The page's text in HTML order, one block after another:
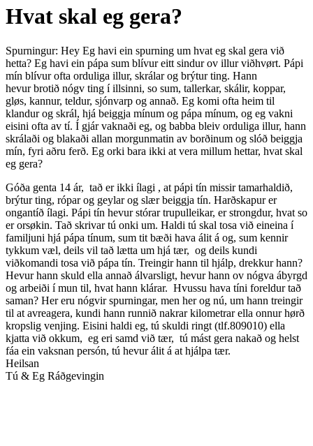
Hvat skal eg gera?
Spurningur: Hey Eg havi ein spurning um hvat eg skal gera við
hetta? Eg havi ein pápa sum blívur eitt sindur ov illur viðhvørt. Pápi
mín blívur ofta orduliga illur, skrálar og brýtur ting. Hann
hevur brotið nógv ting í illsinni, so sum, tallerkar, skálir, koppar,
gløs, kannur, teldur, sjónvarp og annað. Eg komi ofta heim til
klandur og skrál, hjá beiggja mínum og pápa mínum, og eg vakni
eisini ofta av tí. Í gjár vaknaði eg, og babba bleiv orduliga illur, hann
skrálaði og blakaði allan morgunmatin av borðinum og slóð beiggja
mín, fyri aðru ferð. Eg orki bara ikki at vera millum hettar, hvat skal
eg gera?
Góða genta 14 ár, tað er ikki ílagi , at pápi tín missir tamarhaldið,
brýtur ting, rópar og geylar og slær beiggja tín. Harðskapur er
ongantíð ílagi. Pápi tín hevur stórar trupulleikar, er strongdur, hvat so
er orsøkin. Tað skrivar tú onki um. Haldi tú skal tosa við eineina í
familjuni hjá pápa tínum, sum tit bæði hava álit á og, sum kennir
tykkum væl, deils vil tað lætta um hjá tær, og deils kundi
viðkomandi tosa við pápa tín. Treingir hann til hjálp, drekkur hann?
Hevur hann skuld ella annað álvarsligt, hevur hann ov nógva ábyrgd
og arbeiði í mun til, hvat hann klárar. Hvussu hava tíni foreldur tað
saman? Her eru nógvir spurningar, men her og nú, um hann treingir
til at avreagera, kundi hann runnið nakrar kilometrar ella onnur hørð
kropslig venjing. Eisini haldi eg, tú skuldi ringt (tlf.809010) ella
kjatta við okkum, eg eri samd við tær, tú mást gera nakað og helst
fáa ein vaksnan persón, tú hevur álit á at hjálpa tær.
Heilsan
Tú & Eg Ráðgevingin